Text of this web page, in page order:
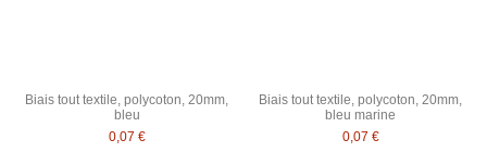
Biais tout textile, polycoton, 20mm,
bleu
0,07 €
Biais tout textile, polycoton, 20mm,
bleu marine
0,07 €